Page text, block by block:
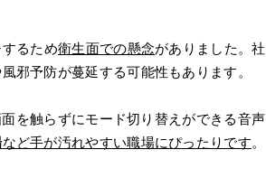
るため衛生面での懸念がありました。社
邪予防が蔓延する可能性もあります。
を触らずにモード切り替えができる音声
など手が汚れやすい職場にぴったりです。